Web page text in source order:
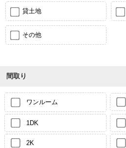
貸土地
その他
間取り
ワンルーム
1DK
2K